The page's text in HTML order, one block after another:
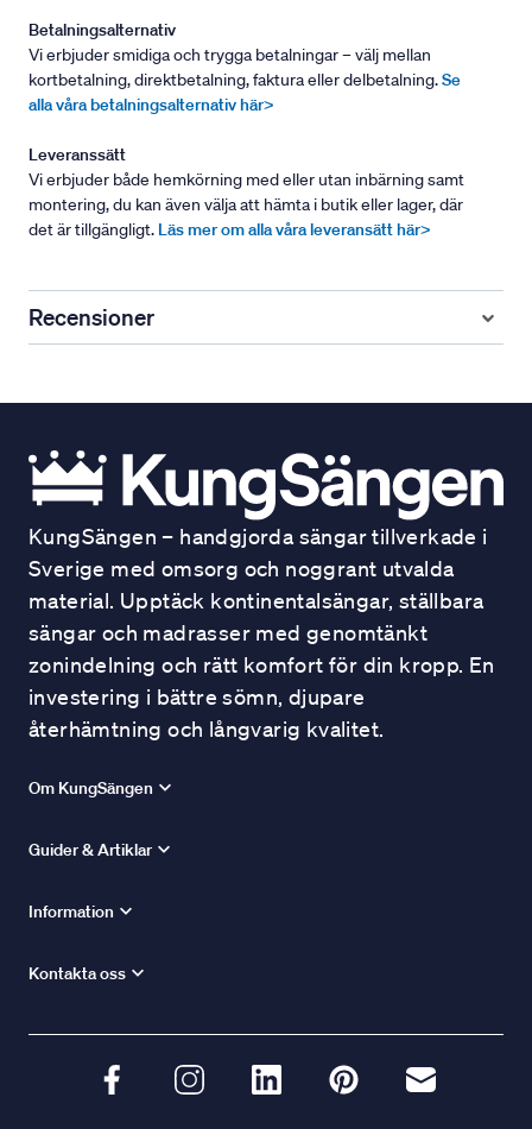
Betalningsalternativ
Vi erbjuder smidiga och trygga betalningar – välj mellan
kortbetalning, direktbetalning, faktura eller delbetalning.Se
alla våra betalningsalternativ här>
Leveranssätt
Vi erbjuder både hemkörning med eller utan inbärning samt
montering, du kan även välja att hämta i butik eller lager, där
det är tillgängligt. Läs mer om alla våra leveransätt här>
Recensioner
KungSängen – handgjorda sängar tillverkade i
Sverige med omsorg och noggrant utvalda
material. Upptäck kontinentalsängar, ställbara
sängar och madrasser med genomtänkt
zonindelning och rätt komfort för din kropp. En
investering i bättre sömn, djupare
återhämtning och långvarig kvalitet.
Om KungSängen
Guider & Artiklar
Information
Kontakta oss